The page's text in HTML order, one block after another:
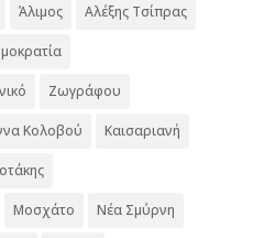
Άλιμος Αλέξης Τσίπρας
Ζωγράφου
Κολοβού Καισαριανή
Μοσχάτο Νέα Σμύρνη